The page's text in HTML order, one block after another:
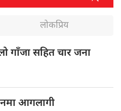
लोकप्रिय
गाँजा सहित चार जना
आगलागी